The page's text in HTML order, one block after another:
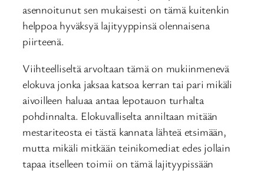
asennoitunut sen mukaisesti on tämä kuitenkin
helppoa hyväksyä lajityyppinsä olennaisena
piirteenä.
Viihteelliseltä arvoltaan tämä on mukiinmenevä
elokuva jonka jaksaa katsoa kerran tai pari mikäli
aivoilleen haluaa antaa lepotauon turhalta
pohdinnalta. Elokuvalliselta anniltaan mitään
mestariteosta ei tästä kannata lähteä etsimään,
mutta mikäli mitkään teinikomediat edes jollain
tapaa itselleen toimii on tämä lajityypissään